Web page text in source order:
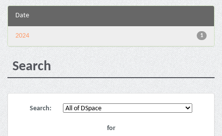
Date
1
2024
Search
Search:
for